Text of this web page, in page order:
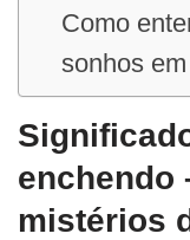
Como
sonhos
enchendo
mistérios